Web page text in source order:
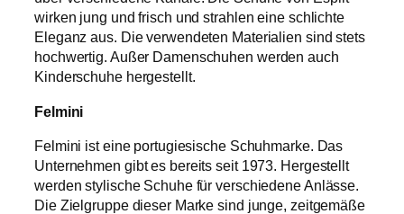
wirken jung und frisch und strahlen eine schlichte
Eleganz aus. Die verwendeten Materialien sind stets
hochwertig. Außer Damenschuhen werden auch
Kinderschuhe hergestellt.
Felmini
Felmini ist eine portugiesische Schuhmarke. Das
Unternehmen gibt es bereits seit 1973. Hergestellt
werden stylische Schuhe für verschiedene Anlässe.
Die Zielgruppe dieser Marke sind junge, zeitgemäße